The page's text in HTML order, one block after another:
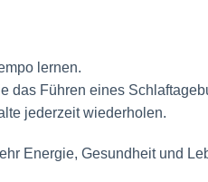
lernen.
das Führen eines
jederzeit wiederholen.
Energie, Gesundheit und